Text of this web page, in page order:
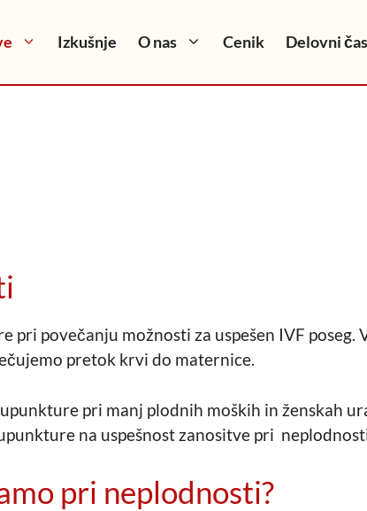
Izkušnje O nas Cenik Delovni čas
povečanju možnosti za uspešen IVF poseg.
pretok krvi do maternice.
pri manj plodnih moških in ženskah
na uspešnost zanositve pri
pri neplodnosti?